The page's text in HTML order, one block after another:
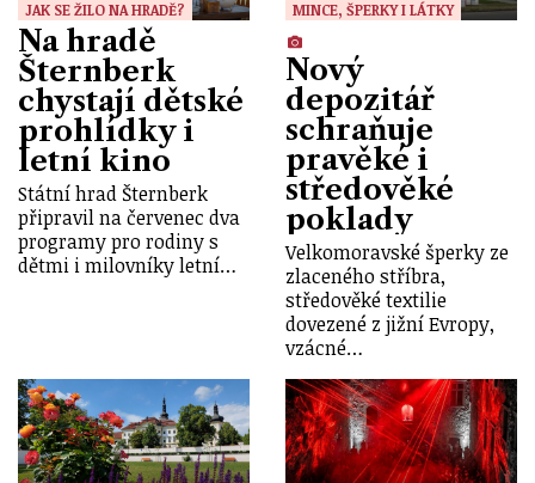
JAK SE ŽILO NA HRADĚ?
Na hradě
Šternberk
chystají dětské
prohlídky i
letní kino
Státní hrad Šternberk
připravil na červenec dva
programy pro rodiny s
dětmi i milovníky letní…
MINCE, ŠPERKY I LÁTKY
Nový
depozitář
schraňuje
pravěké i
středověké
poklady
Velkomoravské šperky ze
zlaceného stříbra,
středověké textilie
dovezené z jižní Evropy,
vzácné…